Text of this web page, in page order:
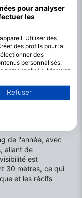
à
de l'année, avec
allant de
est
30 mètres, ce qui
et les récifs
pour analyser
les
Utiliser des
des profils pour la
des
personnalisés.
personnalisés. Mesurer
ou de combinaisons de
et améliorer les
le contenu.
des données
l'Union européenne et
uniquement à ce
Refuser